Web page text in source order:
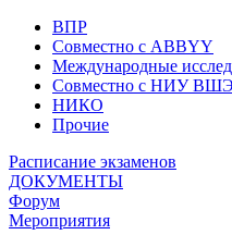
ВПР
Совместно с ABBYY
Международные
Совместно с НИУ ВШЭ
НИКО
Прочие
Расписание экзаменов
ДОКУМЕНТЫ
Форум
Мероприятия